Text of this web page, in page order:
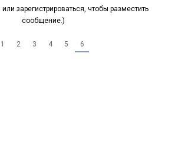
зарегистрироваться, чтобы разместить
сообщение.)
1 2 3 4 5 6